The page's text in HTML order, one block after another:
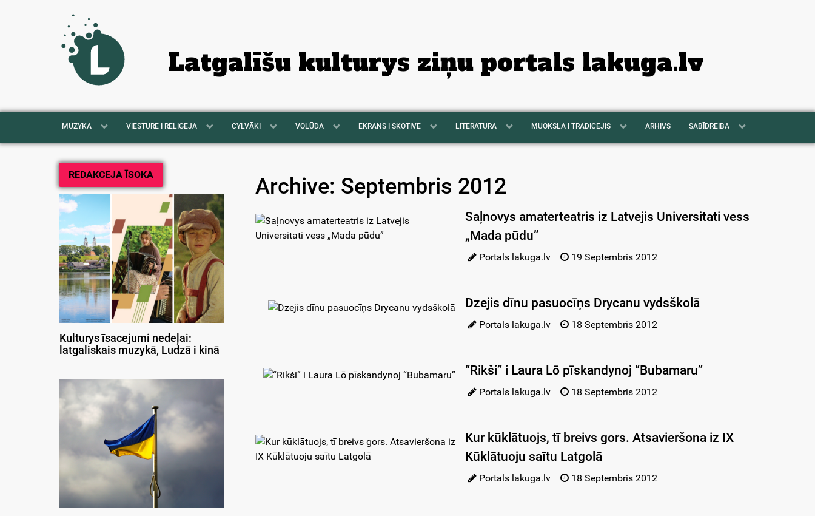
Latgalīšu kulturys ziņu portals lakuga.lv
MUZYKA VIESTURE I RELIGEJA CYLVĀKI VOLŪDA EKRANS I SKOTIVE LITERATURA MUOKSLA I TRADICEJIS ARHIVS SABĪDREIBA
REDAKCEJA ĪSOKA
Kulturys īsacejumi nedeļai:
latgaliskais muzykā, Ludzā i kinā
Archive: Septembris 2012
Saļnovys amaterteatris iz Latvejis Universitati vess
„Mada pūdu”
Portals lakuga.lv 19 Septembris 2012
Dzejis dīnu pasuocīņs Drycanu vydsškolā
Portals lakuga.lv 18 Septembris 2012
“Rikši” i Laura Lō pīskandynoj “Bubamaru”
Portals lakuga.lv 18 Septembris 2012
Kur kūklātuojs, tī breivs gors. Atsavieršona iz IX
Kūklātuoju saītu Latgolā
Portals lakuga.lv 18 Septembris 2012